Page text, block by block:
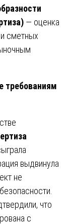
— оценка
сметных
требованиям
выдвинула
не
что
с